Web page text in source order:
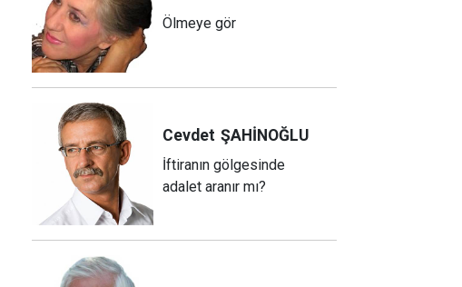
Ölmeye gör
Cevdet ŞAHİNOĞLU
İftiranın gölgesinde
adalet aranır mı?